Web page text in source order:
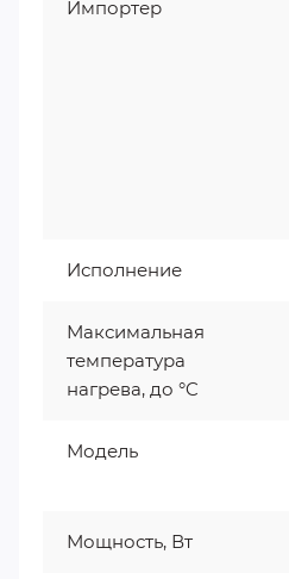
Импортер
Исполнение
Максимальная
температура
нагрева, до °C
Модель
Мощность, Вт